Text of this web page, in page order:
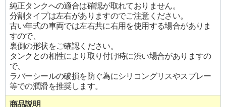
純正タンクへの適合は確認が取れておりません。
分割タイプは左右がありますのでご注意ください。
古い年式の車両では左右共に右用を使用する場合がありま
すので、
裏側の形状をご確認ください。
タンクとの相性により取り付け時に渋い場合がありますの
で、
ラバーシールの破損を防ぐ為にシリコングリスやスプレー
等での潤滑を推奨します。
商品説明